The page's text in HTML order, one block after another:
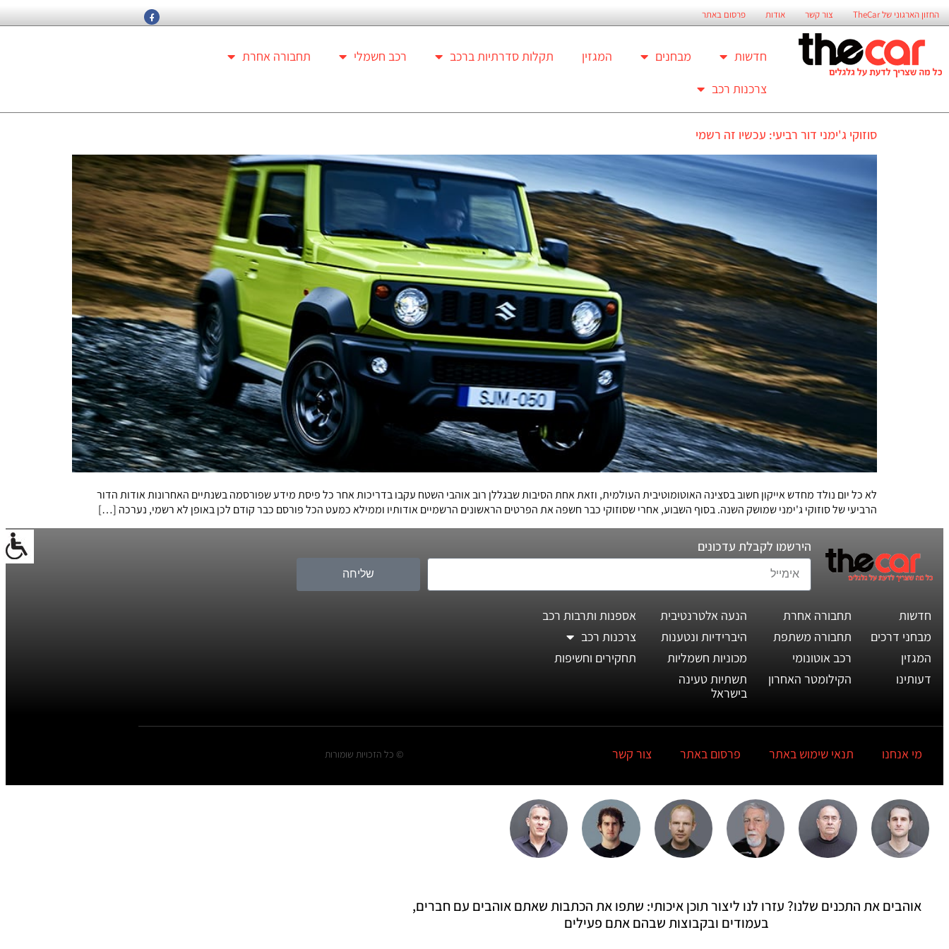
החזון הארגוני של TheCar צור קשר אודות פרסום באתר
חדשות מבחנים המגזין תקלות סדרתיות ברכב רכב חשמלי
תחבורה אחרת
צרכנות רכב
סוזוקי ג'ימני דור רביעי: עכשיו זה רשמי
לא כל יום נולד מחדש אייקון חשוב בסצינה האוטומוטיבית העולמית, וזאת אחת הסיבות שבגללן רוב אוהבי השטח עקבו בדריכות אחר כל פיסת מידע שפורסמה בשנתיים האחרונות אודות הדור
הרביעי של סוזוקי ג'ימני שמושק השנה. בסוף השבוע, אחרי שסוזוקי כבר חשפה את הפרטים הראשונים הרשמיים אודותיו וממילא כמעט הכל פורסם כבר קודם לכן באופן לא רשמי, נערכה […]
הירשמו לקבלת עדכונים
שליחה
חדשות
מבחני דרכים
המגזין
דעותינו
תחבורה אחרת
תחבורה משתפת
רכב אוטונומי
הקילומטר האחרון
הנעה אלטרנטיבית
היברידיות ונטענות
מכוניות חשמליות
תשתיות טעינה
בישראל
אספנות ותרבות רכב
צרכנות רכב
תחקירים וחשיפות
מי אנחנו תנאי שימוש באתר פרסום באתר צור קשר © כל הזכויות שומורות
אוהבים את התכנים שלנו? עזרו לנו ליצור תוכן איכותי: שתפו את הכתבות שאתם אוהבים עם חברים,
בעמודים ובקבוצות שבהם אתם פעילים